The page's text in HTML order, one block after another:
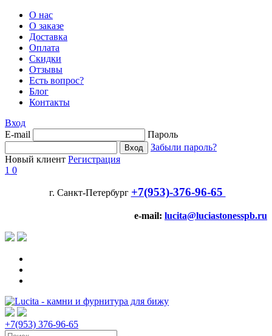
О нас
О заказе
Доставка
Оплата
Скидки
Отзывы
Есть вопрос?
Блог
Контакты
Вход
E-mail
Пароль
Забыли пароль?
Новый клиент Регистрация
1 0
г. Санкт-Петербург +7(953)-376-96-65
e-mail: lucita@luciastonesspb.ru
+7(953) 376-96-65